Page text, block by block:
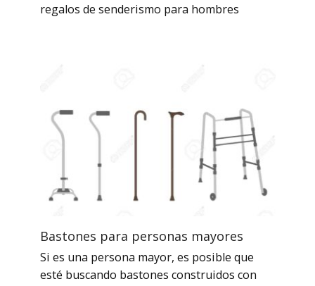
regalos de senderismo para hombres
Bastones para personas mayores
Si es una persona mayor, es posible que
esté buscando bastones construidos con